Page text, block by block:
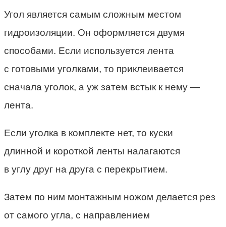
Угол является самым сложным местом
гидроизоляции. Он оформляется двумя
способами. Если используется лента
с готовыми уголками, то приклеивается
сначала уголок, а уж затем встык к нему —
лента.
Если уголка в комплекте нет, то куски
длинной и короткой ленты налагаются
в углу друг на друга с перекрытием.
Затем по ним монтажным ножом делается рез
от самого угла, с направлением